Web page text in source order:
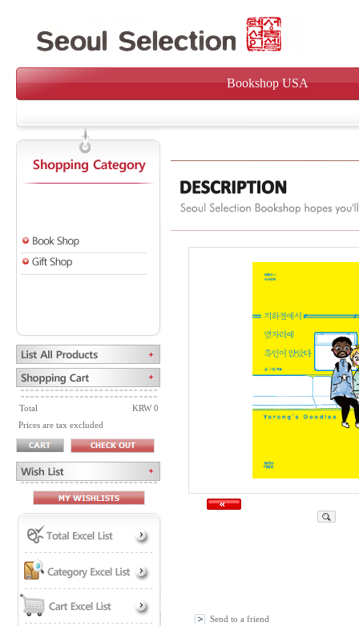
Bookshop USA
Total
KRW 0
Prices are tax excluded
Send to a friend